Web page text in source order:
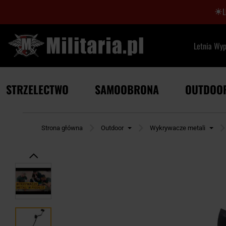
Letnia
STRZELECTWO SAMOOBRONA
Strona główna Outdoor Wykrywacze metali